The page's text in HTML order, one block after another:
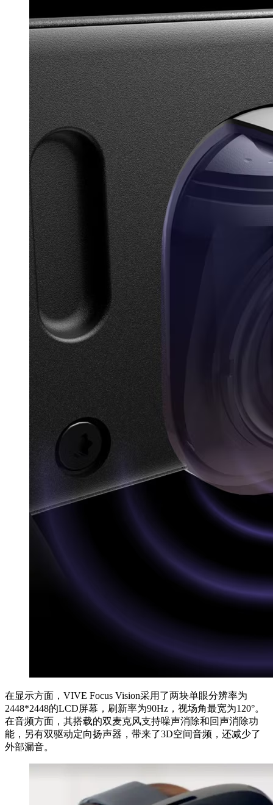
在显示方面，VIVE Focus Vision采用了两块单眼分辨率为
2448*2448的LCD屏幕，刷新率为90Hz，视场角最宽为120°。
在音频方面，其搭载的双麦克风支持噪声消除和回声消除功
能，另有双驱动定向扬声器，带来了3D空间音频，还减少了
外部漏音。